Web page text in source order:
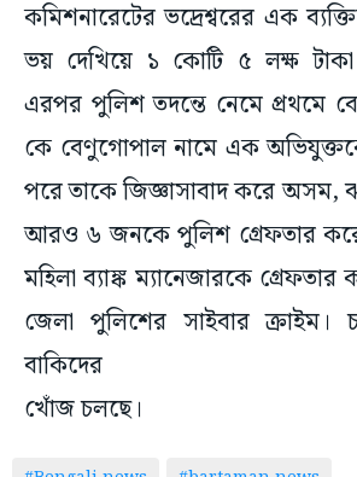
কমিশনারেটের ভদ্রেশ্বরের এক
ভয় দেখিয়ে ১ কোটি ৫ লক্ষ টাকা
এরপর পুলিশ তদন্তে নেমে প্রথমে
কে বেণুগোপাল নামে এক
পরে তাকে জিজ্ঞাসাবাদ করে অসম,
আরও ৬ জনকে পুলিশ গ্রেফতার
মহিলা ব্যাঙ্ক ম্যানেজারকে গ্রেফতার
জেলা পুলিশের সাইবার ক্রাইম।
বাকিদের
খোঁজ চলছে।